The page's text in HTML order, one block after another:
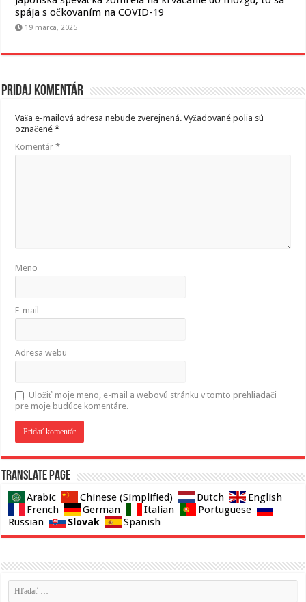
spája s očkovaním na COVID-19
19 marca, 2025
Pridaj komentár
Vaša e-mailová adresa nebude zverejnená. Vyžadované polia sú
označené*
Komentár*
Meno
E-mail
Adresa webu
Uložiť moje meno, e-mail a webovú stránku v tomto prehliadači
pre moje budúce komentáre.
Translate page
Arabic Chinese (Simplified) Dutch
English
French
German Italian
Portuguese
Russian
Slovak Spanish